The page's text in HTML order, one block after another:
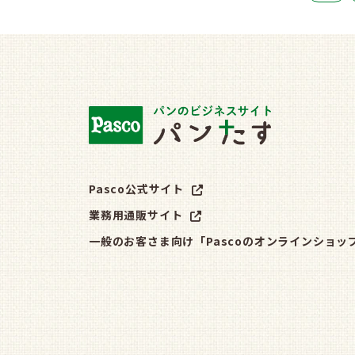
Pasco公式サイト
業務用通販サイト
一般のお客さま向け「Pascoのオンラインショッ